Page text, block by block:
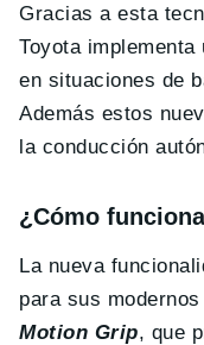
Gracias a esta
Toyota
en situaciones de
Además estos
la conducción
¿Cómo
La nueva
para sus
Motion Grip, que